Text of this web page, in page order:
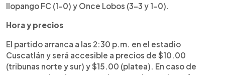
Ilopango FC (1-0) y Once Lobos (3-3 y 1-0).
Hora y precios
El partido arranca a las 2:30 p.m. en el estadio
Cuscatlán y será accesible a precios de $10.00
(tribunas norte y sur) y $15.00 (platea). En caso de